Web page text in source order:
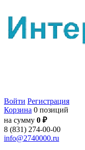
Войти Регистрация
Корзина 0 позиций
на сумму 0 ₽
8 (831) 274-00-00
info@2740000.ru